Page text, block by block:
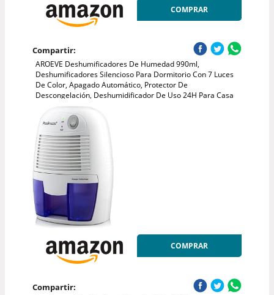
COMPRAR
Compartir:
AROEVE Deshumificadores De Humedad 990ml,
Deshumificadores Silencioso Para Dormitorio Con 7 Luces
De Color, Apagado Automático, Protector De
Descongelación, Deshumidificador De Uso 24H Para Casa
COMPRAR
Compartir: